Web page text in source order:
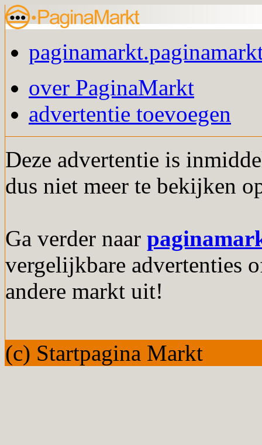
over PaginaMarkt
advertentie toevoegen
Deze advertentie is
dus niet meer te bekijken
Ga verder naar
vergelijkbare advertenties
andere markt uit!
(c) Startpagina Markt